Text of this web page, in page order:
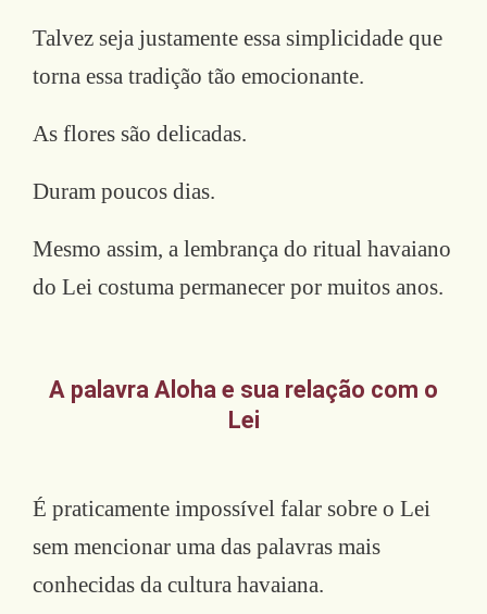
Talvez seja justamente essa simplicidade que
torna essa tradição tão emocionante.
As flores são delicadas.
Duram poucos dias.
Mesmo assim, a lembrança do ritual havaiano
do Lei costuma permanecer por muitos anos.
A palavra Aloha e sua relação com o
Lei
É praticamente impossível falar sobre o Lei
sem mencionar uma das palavras mais
conhecidas da cultura havaiana.